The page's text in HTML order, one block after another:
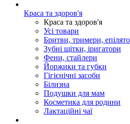
Краса та здоров'я
Краса та здоров'я
Усі товари
Бритви, тримери,
Зубні щітки, іригатори
Фени, стайлери
Йоржики та губки
Гігієнічні засоби
Білизна
Подушки для мам
Косметика для родини
Лактаційні чаї